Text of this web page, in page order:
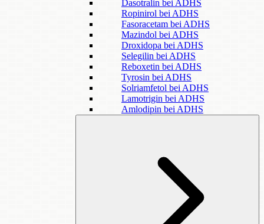
Dasotralin bei ADHS
Ropinirol bei ADHS
Fasoracetam bei ADHS
Mazindol bei ADHS
Droxidopa bei ADHS
Selegilin bei ADHS
Reboxetin bei ADHS
Tyrosin bei ADHS
Solriamfetol bei ADHS
Lamotrigin bei ADHS
Amlodipin bei ADHS